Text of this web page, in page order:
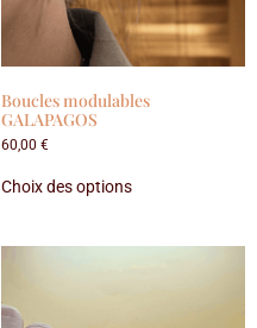
Boucles modulables
GALAPAGOS
60,00 €
Choix des options